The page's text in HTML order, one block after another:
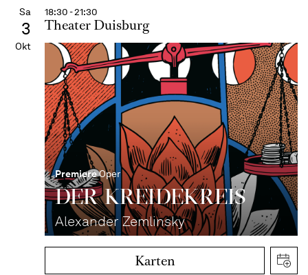
Sa
3
Okt
18:30 - 21:30
Theater Duisburg
PremiereOper
DER KREIDE­KREIS
Alexander Zemlinsky
Karten